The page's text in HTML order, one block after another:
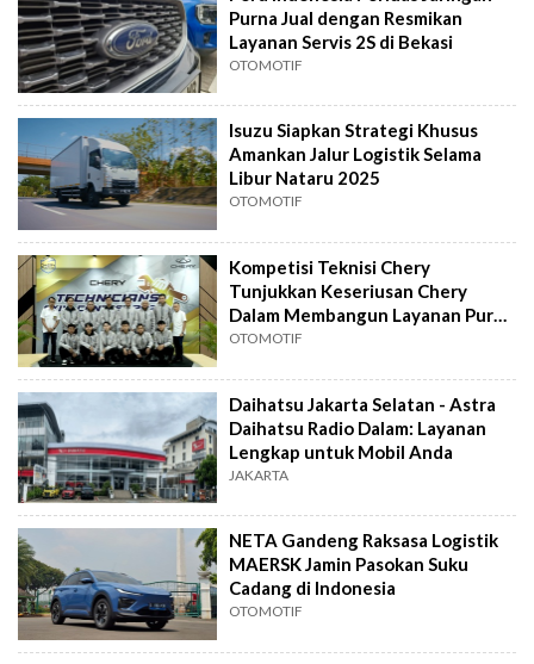
Purna Jual dengan Resmikan
Layanan Servis 2S di Bekasi
OTOMOTIF
Isuzu Siapkan Strategi Khusus
Amankan Jalur Logistik Selama
Libur Nataru 2025
OTOMOTIF
Kompetisi Teknisi Chery
Tunjukkan Keseriusan Chery
Dalam Membangun Layanan Purna
Jual
OTOMOTIF
Daihatsu Jakarta Selatan - Astra
Daihatsu Radio Dalam: Layanan
Lengkap untuk Mobil Anda
JAKARTA
NETA Gandeng Raksasa Logistik
MAERSK Jamin Pasokan Suku
Cadang di Indonesia
OTOMOTIF